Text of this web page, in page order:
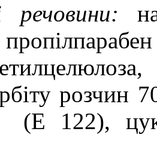
речовини:
розчин
(Е 122),